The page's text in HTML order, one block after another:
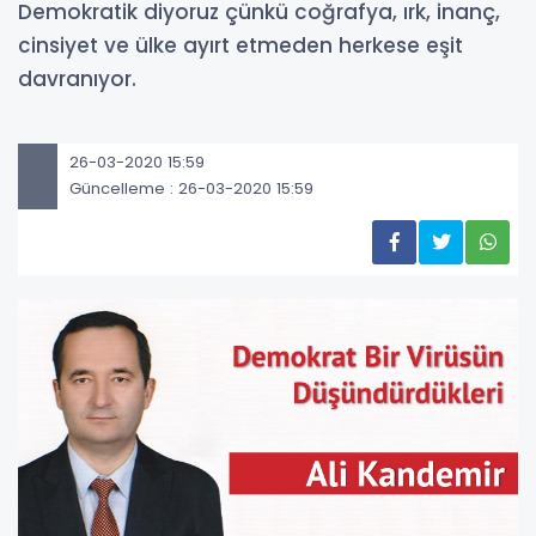
Demokratik diyoruz çünkü coğrafya, ırk, inanç,
cinsiyet ve ülke ayırt etmeden herkese eşit
davranıyor.
26-03-2020 15:59
Güncelleme : 26-03-2020 15:59